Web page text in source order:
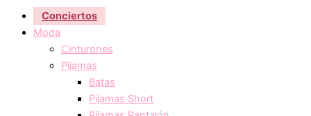
Conciertos
Moda
Cinturones
Pijamas
Batas
Pijamas Short